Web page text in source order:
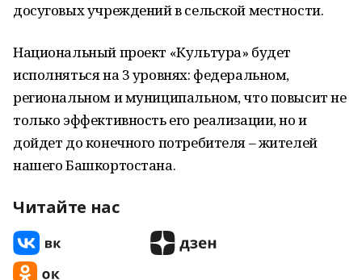
досуговых учреждений в сельской местности.
Национальный проект «Культура» будет
исполняться на 3 уровнях: федеральном,
региональном и муниципальном, что повысит не
только эффективность его реализации, но и
дойдет до конечного потребителя – жителей
нашего Башкортостана.
Читайте нас